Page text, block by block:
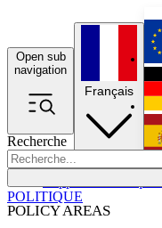
Open sub
navigation
Recherche
POLICY AREAS
Français
POLITIQUE